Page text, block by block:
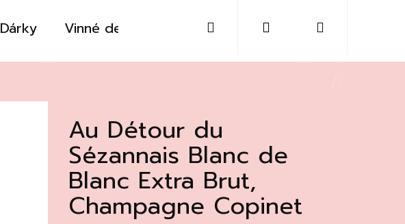
Dárky Vinné destiláty Sklo Doplňky Kontakt
Přihlášení
Au Détour du
Sézannais Blanc de
Blanc Extra Brut,
Champagne Copinet